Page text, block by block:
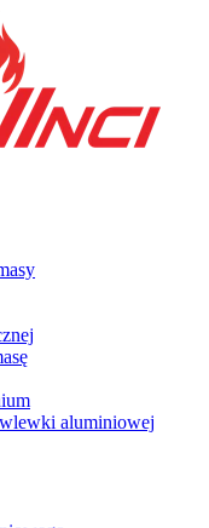
aluminiowej